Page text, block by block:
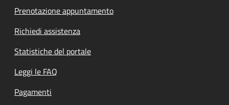
Prenotazione appuntamento
Richiedi assistenza
Statistiche del portale
Leggi le FAQ
Pagamenti